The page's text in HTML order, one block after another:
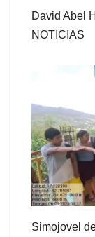
David Abel
NOTICIAS
Simojovel